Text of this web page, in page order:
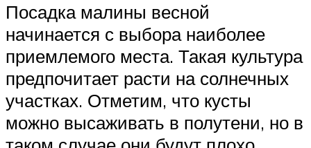
Посадка малины весной
начинается с выбора наиболее
приемлемого места. Такая культура
предпочитает расти на солнечных
участках. Отметим, что кусты
можно высаживать в полутени, но в